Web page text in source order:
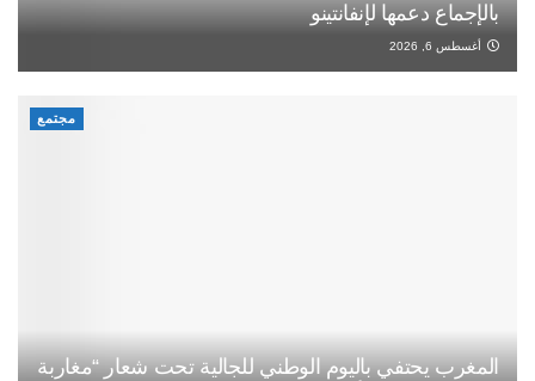
بالإجماع دعمها لإنفانتينو
أغسطس 6, 2026
مجتمع
المغرب يحتفي باليوم الوطني للجالية تحت شعار “مغاربة